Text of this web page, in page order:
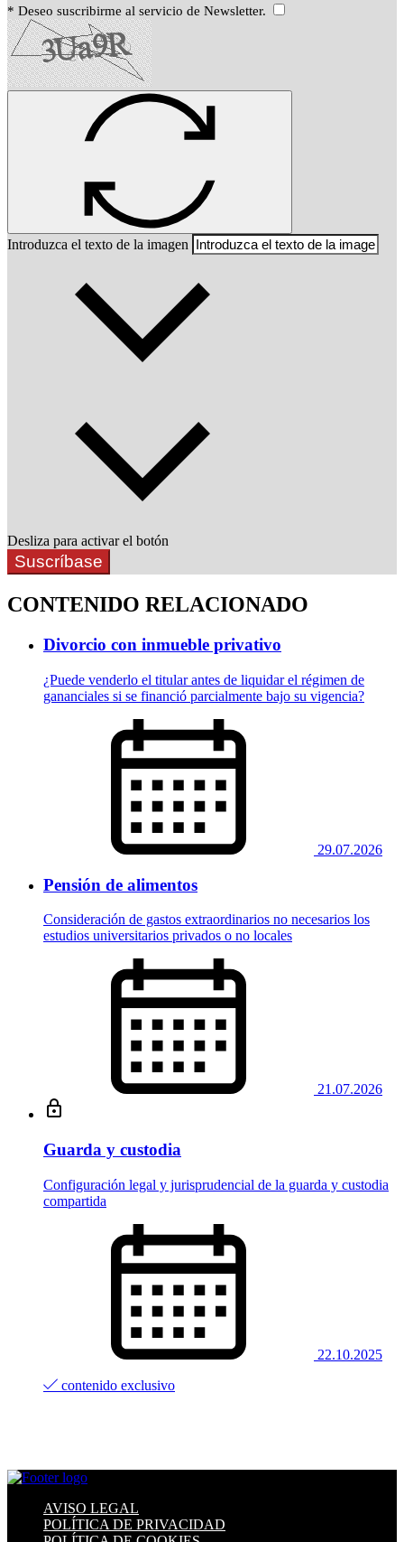
* Deseo suscribirme al servicio de Newsletter.
Introduzca el texto de la imagen
Desliza para activar el botón
Suscríbase
CONTENIDO RELACIONADO
Divorcio con inmueble privativo
¿Puede venderlo el titular antes de liquidar el régimen de
gananciales si se financió parcialmente bajo su vigencia?
29.07.2026
Pensión de alimentos
Consideración de gastos extraordinarios no necesarios los
estudios universitarios privados o no locales
21.07.2026
Guarda y custodia
Configuración legal y jurisprudencial de la guarda y custodia
compartida
22.10.2025
contenido exclusivo
AVISO LEGAL
POLÍTICA DE PRIVACIDAD